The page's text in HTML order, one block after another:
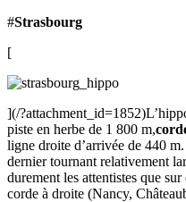
#Strasbourg
[
](/
piste en herbe de 1 800 m,
ligne droite d’arrivée de 440
dernier tournant relativement
durement les attentistes que
corde à droite (Nancy,